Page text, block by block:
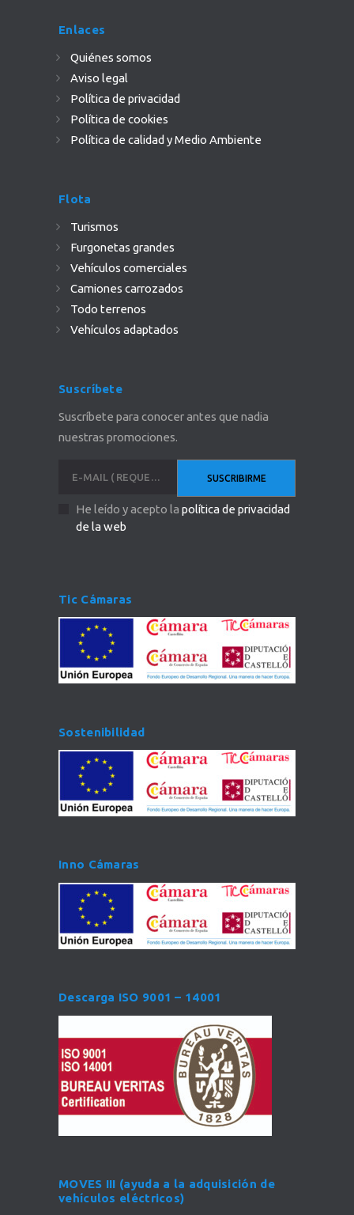
Enlaces
Quiénes somos
Aviso legal
Política de privacidad
Política de cookies
Política de calidad y Medio Ambiente
Flota
Turismos
Furgonetas grandes
Vehículos comerciales
Camiones carrozados
Todo terrenos
Vehículos adaptados
Suscríbete
Suscríbete para conocer antes que nadia
nuestras promociones.
He leído y acepto lapolítica de privacidad
de la web
Tic Cámaras
Sostenibilidad
Inno Cámaras
Descarga ISO 9001 – 14001
MOVES III (ayuda a la adquisición de
vehículos eléctricos)